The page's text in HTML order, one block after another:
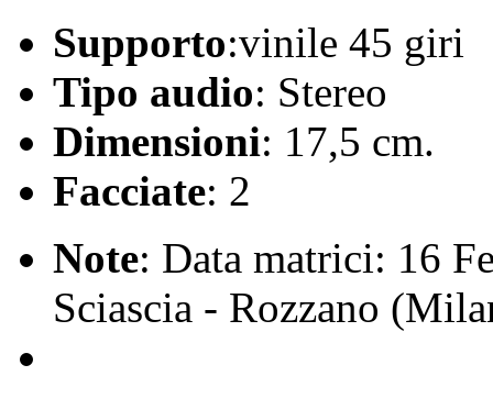
Supporto:vinile 45 giri
Tipo audio: Stereo
Dimensioni: 17,5 cm.
Facciate: 2
Note: Data matrici: 16
Sciascia - Rozzano